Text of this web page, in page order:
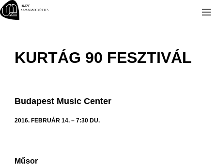
Kilépés
a
KURTÁG 90 FESZTIVÁL
Budapest Music Center
2016. FEBRUÁR 14. – 7:30 DU.
Műsor